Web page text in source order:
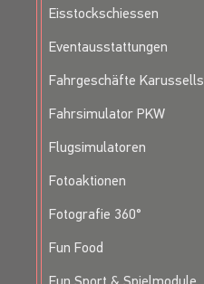
Eisstockschiessen
Eventausstattungen
Fahrgeschäfte Karussells
Fahrsimulator PKW
Flugsimulatoren
Fotoaktionen
Fotografie 360°
Fun Food